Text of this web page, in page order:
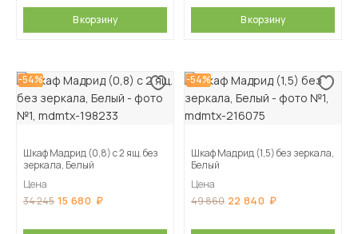
В корзину В корзину
-54%
Шкаф Мадрид (0,8) с 2 ящ. без
зеркала, Белый
Цена
34 245 15 680
-54%
Шкаф Мадрид (1,5) без зеркала,
Белый
Цена
49 860 22 840